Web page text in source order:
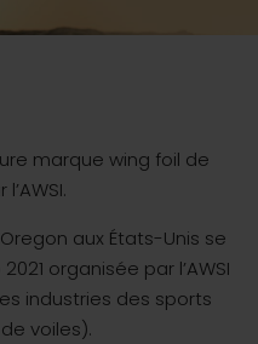
marque wing foil de
aux États-Unis se
organisée par l’AWSI
industries des sports
voiles).